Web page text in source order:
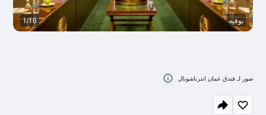
بوفيه 1/16
صور لـ فندق عمان انترناشونال